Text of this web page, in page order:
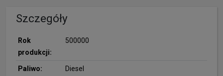
Szczegóły
Rok
produkcji:
500000
Paliwo: Diesel